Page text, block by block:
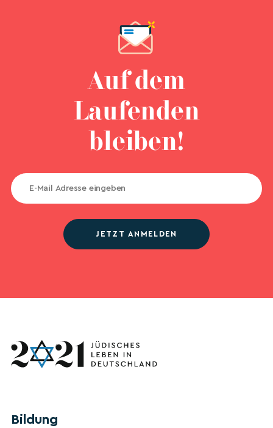
Auf dem
Laufenden
bleiben!
JETZT ANMELDEN
Bildung